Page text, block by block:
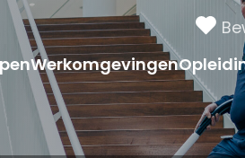
Werkomgevingen